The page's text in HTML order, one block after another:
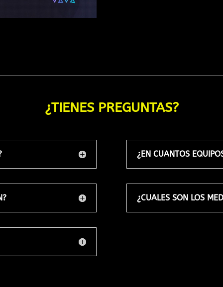
¿TIENES PREGUNTAS?
¿EN CUANTOS
¿CUALES SON LOS